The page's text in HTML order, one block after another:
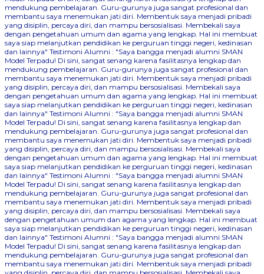
mendukung pembelajaran. Guru-gurunya juga sangat profesional dan
membantu saya menemukan jati diri. Membentuk saya menjadi pribadi
yang disiplin, percaya diri, dan mampu bersosialisasi. Membekali saya
dengan pengetahuan umum dan agama yang lengkap. Hal ini membuat
saya siap melanjutkan pendidikan ke perguruan tinggi negeri, kedinasan
dan lainnya" Testimoni Alumni : "Saya bangga menjadi alumni SMAN
Model Terpadu! Di sini, sangat senang karena fasilitasnya lengkap dan
mendukung pembelajaran. Guru-gurunya juga sangat profesional dan
membantu saya menemukan jati diri. Membentuk saya menjadi pribadi
yang disiplin, percaya diri, dan mampu bersosialisasi. Membekali saya
dengan pengetahuan umum dan agama yang lengkap. Hal ini membuat
saya siap melanjutkan pendidikan ke perguruan tinggi negeri, kedinasan
dan lainnya" Testimoni Alumni : "Saya bangga menjadi alumni SMAN
Model Terpadu! Di sini, sangat senang karena fasilitasnya lengkap dan
mendukung pembelajaran. Guru-gurunya juga sangat profesional dan
membantu saya menemukan jati diri. Membentuk saya menjadi pribadi
yang disiplin, percaya diri, dan mampu bersosialisasi. Membekali saya
dengan pengetahuan umum dan agama yang lengkap. Hal ini membuat
saya siap melanjutkan pendidikan ke perguruan tinggi negeri, kedinasan
dan lainnya" Testimoni Alumni : "Saya bangga menjadi alumni SMAN
Model Terpadu! Di sini, sangat senang karena fasilitasnya lengkap dan
mendukung pembelajaran. Guru-gurunya juga sangat profesional dan
membantu saya menemukan jati diri. Membentuk saya menjadi pribadi
yang disiplin, percaya diri, dan mampu bersosialisasi. Membekali saya
dengan pengetahuan umum dan agama yang lengkap. Hal ini membuat
saya siap melanjutkan pendidikan ke perguruan tinggi negeri, kedinasan
dan lainnya" Testimoni Alumni : "Saya bangga menjadi alumni SMAN
Model Terpadu! Di sini, sangat senang karena fasilitasnya lengkap dan
mendukung pembelajaran. Guru-gurunya juga sangat profesional dan
membantu saya menemukan jati diri. Membentuk saya menjadi pribadi